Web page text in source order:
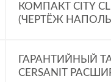
КОМПАКТ CITY
(ЧЕРТЁЖ
ГАРАНТИЙНЫЙ
CERSANIT